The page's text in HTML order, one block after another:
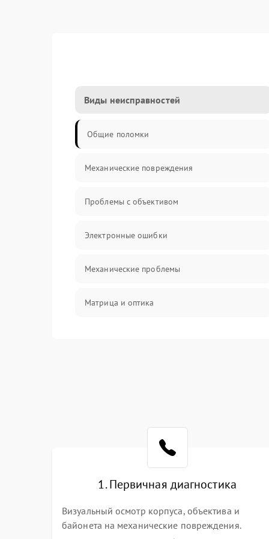
Виды неисправностей
Общие поломки
Механические повреждения
Проблемы с объективом
Электронные ошибки
Механические проблемы
Матрица и оптика
Коммуникации и интерфейсы
1. Первичная диагностика
Визуальный осмотр корпуса, объектива и
байонета на механические повреждения.